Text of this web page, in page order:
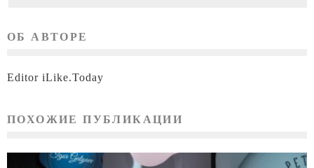
ОБ АВТОРЕ
Editor iLike.Today
ПОХОЖИЕ ПУБЛИКАЦИИ